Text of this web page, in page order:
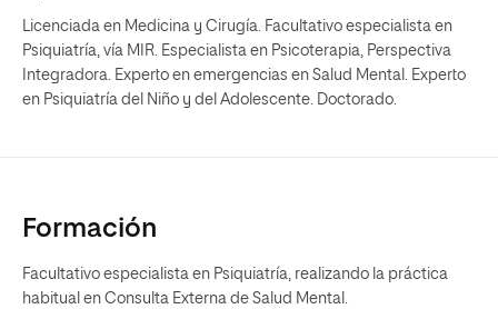
Licenciada en Medicina y Cirugía. Facultativo especialista en
Psiquiatría, vía MIR. Especialista en Psicoterapia, Perspectiva
Integradora. Experto en emergencias en Salud Mental. Experto
en Psiquiatría del Niño y del Adolescente. Doctorado.
Formación
Facultativo especialista en Psiquiatría, realizando la práctica
habitual en Consulta Externa de Salud Mental.